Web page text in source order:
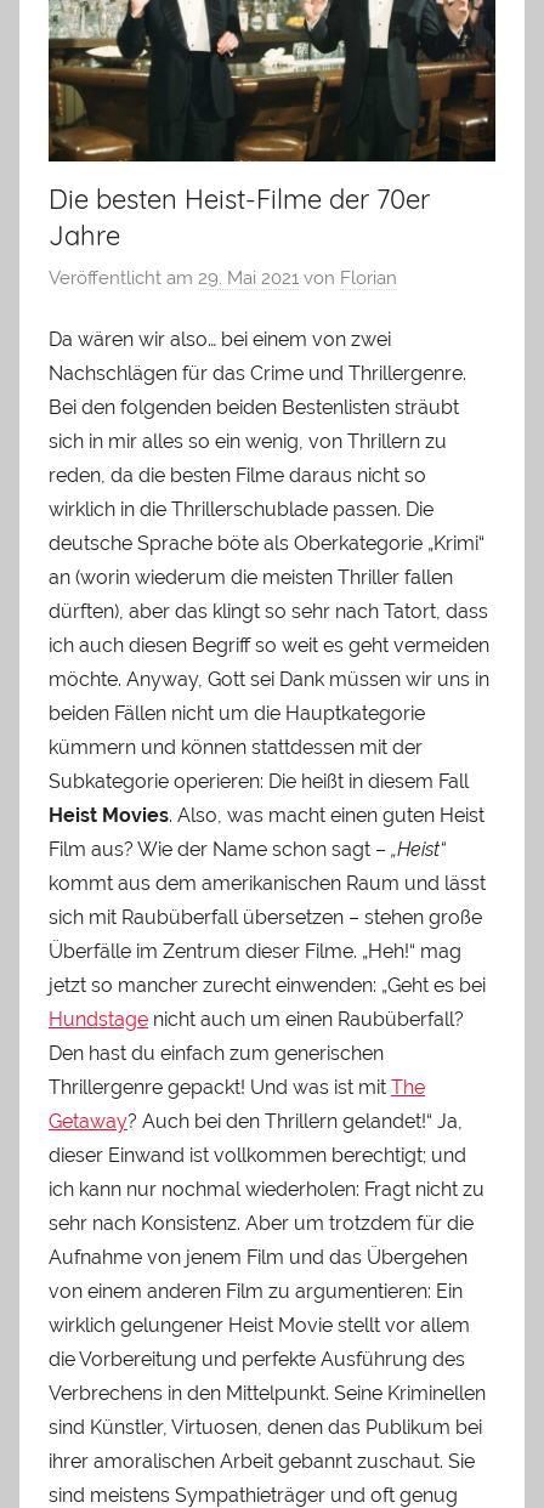
Die besten Heist-Filme der 70er
Jahre
Veröffentlicht am 29. Mai 2021 von Florian
Da wären wir also… bei einem von zwei
Nachschlägen für das Crime und Thrillergenre.
Bei den folgenden beiden Bestenlisten sträubt
sich in mir alles so ein wenig, von Thrillern zu
reden, da die besten Filme daraus nicht so
wirklich in die Thrillerschublade passen. Die
deutsche Sprache böte als Oberkategorie „Krimi“
an (worin wiederum die meisten Thriller fallen
dürften), aber das klingt so sehr nach Tatort, dass
ich auch diesen Begriff so weit es geht vermeiden
möchte. Anyway, Gott sei Dank müssen wir uns in
beiden Fällen nicht um die Hauptkategorie
kümmern und können stattdessen mit der
Subkategorie operieren: Die heißt in diesem Fall
Heist Movies. Also, was macht einen guten Heist
Film aus? Wie der Name schon sagt – „Heist“
kommt aus dem amerikanischen Raum und lässt
sich mit Raubüberfall übersetzen – stehen große
Überfälle im Zentrum dieser Filme. „Heh!“ mag
jetzt so mancher zurecht einwenden: „Geht es bei
Hundstage nicht auch um einen Raubüberfall?
Den hast du einfach zum generischen
Thrillergenre gepackt! Und was ist mit The
Getaway? Auch bei den Thrillern gelandet!“ Ja,
dieser Einwand ist vollkommen berechtigt; und
ich kann nur nochmal wiederholen: Fragt nicht zu
sehr nach Konsistenz. Aber um trotzdem für die
Aufnahme von jenem Film und das Übergehen
von einem anderen Film zu argumentieren: Ein
wirklich gelungener Heist Movie stellt vor allem
die Vorbereitung und perfekte Ausführung des
Verbrechens in den Mittelpunkt. Seine Kriminellen
sind Künstler, Virtuosen, denen das Publikum bei
ihrer amoralischen Arbeit gebannt zuschaut. Sie
sind meistens Sympathieträger und oft genug